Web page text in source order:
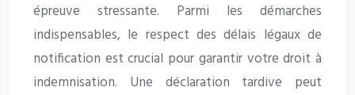
épreuve stressante. Parmi les démarches
indispensables, le respect des délais légaux de
notification est crucial pour garantir votre droit à
indemnisation. Une déclaration tardive peut